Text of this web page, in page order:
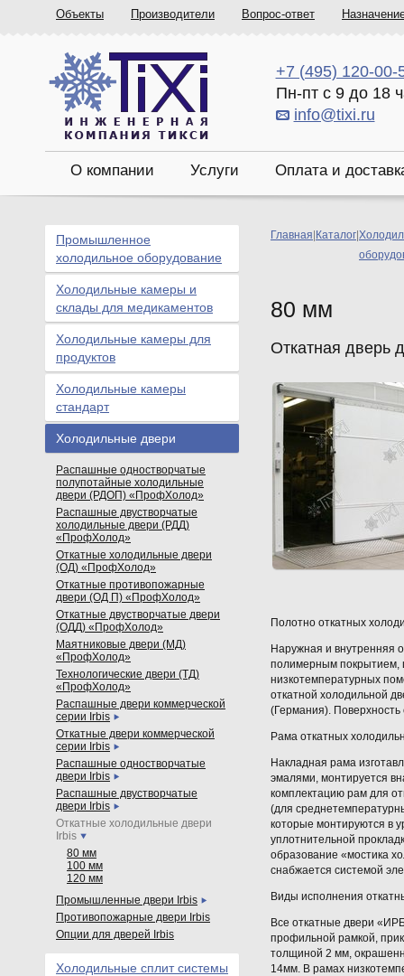
Объекты Производители Вопрос-ответ
+7 (495) 120-00-
Пн-пт с 9 до 18
info@tixi.ru
О компании Услуги Оплата и
Главная Каталог
80 мм
Откатная дверь
Полотно откатных
Наружная и внутренняя
полимерным покрытием,
низкотемпературных
откатной холодильной
(Германия).
Рама откатных
Накладная рама
эмалями, монтируется
комплектацию рам для
(для
которые монтируются в
уплотнительной
образование «мостика
снабжается системой
Виды исполнения
Все откатные двери
профильной рамкой,
толщиной 2 мм,
14мм. В рамах
Промышленное
холодильное оборудование
Холодильные камеры и
склады для медикаментов
Холодильные камеры для
продуктов
Холодильные камеры
стандарт
Холодильные двери
Распашные одностворчатые
полупотайные холодильные
двери (РДОП) «ПрофХолод»
Распашные двустворчатые
холодильные двери (РДД)
«ПрофХолод»
Откатные холодильные двери
(ОД) «ПрофХолод»
Откатные противопожарные
двери (ОД П) «ПрофХолод»
Откатные двустворчатые двери
(ОДД) «ПрофХолод»
Маятниковые двери (МД)
«ПрофХолод»
Технологические двери (ТД)
«ПрофХолод»
Распашные двери коммерческой
серии Irbis
Откатные двери коммерческой
серии Irbis
Распашные одностворчатые
двери Irbis
Распашные двустворчатые
двери Irbis
Откатные холодильные двери
Irbis
80 мм
100 мм
120 мм
Промышленные двери Irbis
Противопожарные двери Irbis
Опции для дверей Irbis
Холодильные сплит системы